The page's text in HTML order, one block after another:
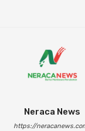
Neraca News
https://